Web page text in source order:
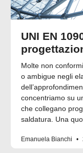
UNI EN
Molte non
o ambigue negli
concentriamo su
che collegano
saldatura. Una
Emanuela Bianchi